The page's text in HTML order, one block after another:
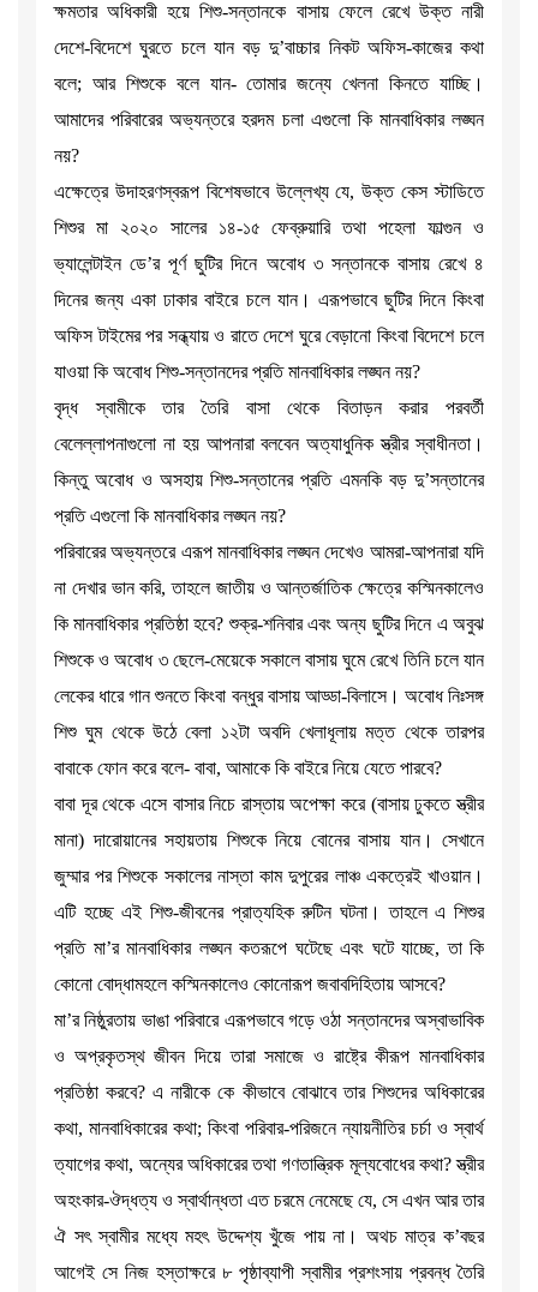
ক্ষমতার অধিকারী হয়ে শিশু-সন্তানকে বাসায় ফেলে রেখে উক্ত নারী
দেশে-বিদেশে ঘুরতে চলে যান বড় দু’বাচ্চার নিকট অফিস-কাজের কথা
বলে; আর শিশুকে বলে যান- তোমার জন্যে খেলনা কিনতে যাচ্ছি।
আমাদের পরিবারের অভ্যন্তরে হরদম চলা এগুলো কি মানবাধিকার লঙ্ঘন
নয়?
এক্ষেত্রে উদাহরণস্বরূপ বিশেষভাবে উল্লেখ্য যে, উক্ত কেস স্টাডিতে
শিশুর মা ২০২০ সালের ১৪-১৫ ফেব্রুয়ারি তথা পহেলা ফাল্গুন ও
ভ্যালেন্টাইন ডে’র পূর্ণ ছুটির দিনে অবোধ ৩ সন্তানকে বাসায় রেখে ৪
দিনের জন্য একা ঢাকার বাইরে চলে যান। এরূপভাবে ছুটির দিনে কিংবা
অফিস টাইমের পর সন্ধ্যায় ও রাতে দেশে ঘুরে বেড়ানো কিংবা বিদেশে চলে
যাওয়া কি অবোধ শিশু-সন্তানদের প্রতি মানবাধিকার লঙ্ঘন নয়?
বৃদ্ধ স্বামীকে তার তৈরি বাসা থেকে বিতাড়ন করার পরবর্তী
বেলেল্লাপনাগুলো না হয় আপনারা বলবেন অত্যাধুনিক স্ত্রীর স্বাধীনতা।
কিন্তু অবোধ ও অসহায় শিশু-সন্তানের প্রতি এমনকি বড় দু’সন্তানের
প্রতি এগুলো কি মানবাধিকার লঙ্ঘন নয়?
পরিবারের অভ্যন্তরে এরূপ মানবাধিকার লঙ্ঘন দেখেও আমরা-আপনারা যদি
না দেখার ভান করি, তাহলে জাতীয় ও আন্তর্জাতিক ক্ষেত্রে কস্মিনকালেও
কি মানবাধিকার প্রতিষ্ঠা হবে? শুক্র-শনিবার এবং অন্য ছুটির দিনে এ অবুঝ
শিশুকে ও অবোধ ৩ ছেলে-মেয়েকে সকালে বাসায় ঘুমে রেখে তিনি চলে যান
লেকের ধারে গান শুনতে কিংবা বন্ধুর বাসায় আড্ডা-বিলাসে। অবোধ নিঃসঙ্গ
শিশু ঘুম থেকে উঠে বেলা ১২টা অবদি খেলাধূলায় মত্ত থেকে তারপর
বাবাকে ফোন করে বলে- বাবা, আমাকে কি বাইরে নিয়ে যেতে পারবে?
বাবা দূর থেকে এসে বাসার নিচে রাস্তায় অপেক্ষা করে (বাসায় ঢুকতে স্ত্রীর
মানা) দারোয়ানের সহায়তায় শিশুকে নিয়ে বোনের বাসায় যান। সেখানে
জুম্মার পর শিশুকে সকালের নাস্তা কাম দুপুরের লাঞ্চ একত্রেই খাওয়ান।
এটি হচ্ছে এই শিশু-জীবনের প্রাত্যহিক রুটিন ঘটনা। তাহলে এ শিশুর
প্রতি মা’র মানবাধিকার লঙ্ঘন কতরূপে ঘটেছে এবং ঘটে যাচ্ছে, তা কি
কোনো বোদ্ধামহলে কস্মিনকালেও কোনোরূপ জবাবদিহিতায় আসবে?
মা’র নিষ্ঠুরতায় ভাঙা পরিবারে এরূপভাবে গড়ে ওঠা সন্তানদের অস্বাভাবিক
ও অপ্রকৃতস্থ জীবন দিয়ে তারা সমাজে ও রাষ্ট্রে কীরূপ মানবাধিকার
প্রতিষ্ঠা করবে? এ নারীকে কে কীভাবে বোঝাবে তার শিশুদের অধিকারের
কথা, মানবাধিকারের কথা; কিংবা পরিবার-পরিজনে ন্যায়নীতির চর্চা ও স্বার্থ
ত্যাগের কথা, অন্যের অধিকারের তথা গণতান্ত্রিক মূল্যবোধের কথা? স্ত্রীর
অহংকার-ঔদ্ধত্য ও স্বার্থান্ধতা এত চরমে নেমেছে যে, সে এখন আর তার
ঐ সৎ স্বামীর মধ্যে মহৎ উদ্দেশ্য খুঁজে পায় না। অথচ মাত্র ক’বছর
আগেই সে নিজ হস্তাক্ষরে ৮ পৃষ্ঠাব্যাপী স্বামীর প্রশংসায় প্রবন্ধ তৈরি